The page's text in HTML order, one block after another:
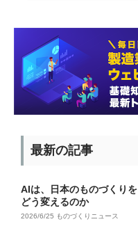
最新の記事
AIは、日本のものづくりを
どう変えるのか
2026/6/25 ものづくりニュース